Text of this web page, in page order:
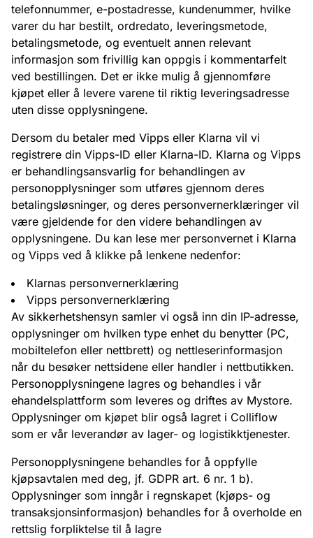
telefonnummer, e-postadresse, kundenummer, hvilke
varer du har bestilt, ordredato, leveringsmetode,
betalingsmetode, og eventuelt annen relevant
informasjon som frivillig kan oppgis i kommentarfelt
ved bestillingen. Det er ikke mulig å gjennomføre
kjøpet eller å levere varene til riktig leveringsadresse
uten disse opplysningene.
Dersom du betaler med Vipps eller Klarna vil vi
registrere din Vipps-ID eller Klarna-ID. Klarna og Vipps
er behandlingsansvarlig for behandlingen av
personopplysninger som utføres gjennom deres
betalingsløsninger, og deres personvernerklæringer vil
være gjeldende for den videre behandlingen av
opplysningene. Du kan lese mer personvernet i Klarna
og Vipps ved å klikke på lenkene nedenfor:
Klarnas personvernerklæring
Vipps personvernerklæring
Av sikkerhetshensyn samler vi også inn din IP-adresse,
opplysninger om hvilken type enhet du benytter (PC,
mobiltelefon eller nettbrett) og nettleserinformasjon
når du besøker nettsidene eller handler i nettbutikken.
Personopplysningene lagres og behandles i vår
ehandelsplattform som leveres og driftes av Mystore.
Opplysninger om kjøpet blir også lagret i Colliflow
som er vår leverandør av lager- og logistikktjenester.
Personopplysningene behandles for å oppfylle
kjøpsavtalen med deg, jf. GDPR art. 6 nr. 1 b).
Opplysninger som inngår i regnskapet (kjøps- og
transaksjonsinformasjon) behandles for å overholde en
rettslig forpliktelse til å lagre